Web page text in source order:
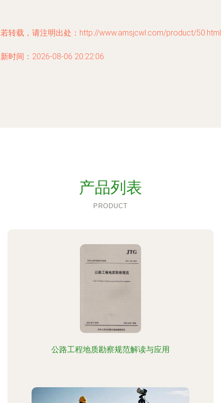
转载，请注明出处：http://www.amsjcwl.com/product/50.html
时间：2026-08-06 20:22:06
产品列表
PRODUCT
公路工程地质勘察规范解读与应用